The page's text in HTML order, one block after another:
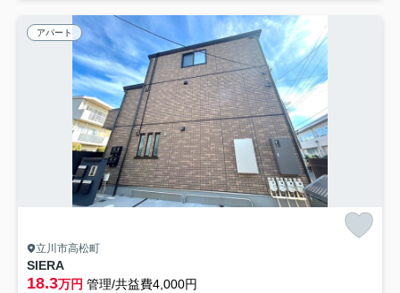
アパート
立川市高松町
SIERA
18.3万円 管理/共益費4,000円